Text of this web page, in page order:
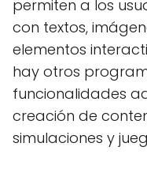
permiten a los
con textos,
elementos
hay otros
funcionalidades
creación de
simulaciones y